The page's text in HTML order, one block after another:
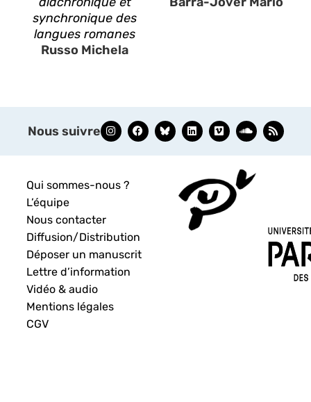
synchronique des
langues romanes
Russo Michela
Nous suivre
Qui sommes-nous ?
L’équipe
Nous contacter
Diffusion/Distribution
Déposer un manuscrit
Lettre d’information
Vidéo & audio
Mentions légales
CGV